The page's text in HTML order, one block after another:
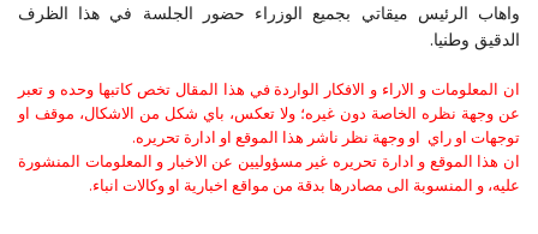
واهاب الرئيس ميقاتي بجميع الوزراء حضور الجلسة في هذا الظرف
الدقيق وطنيا.
ان المعلومات و الاراء و الافكار الواردة في هذا المقال تخص كاتبها وحده و تعبر
عن وجهة نظره الخاصة دون غيره؛ ولا تعكس، باي شكل من الاشكال، موقف او
توجهات او راي او وجهة نظر ناشر هذا الموقع او ادارة تحريره.
ان هذا الموقع و ادارة تحريره غير مسؤوليين عن الاخبار و المعلومات المنشورة
عليه، و المنسوبة الى مصادرها بدقة من مواقع اخبارية او وكالات انباء.